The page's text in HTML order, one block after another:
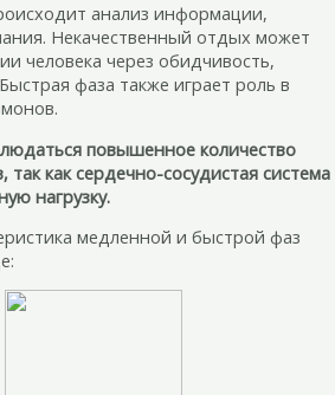
анализ информации,
Некачественный отдых может
человека через обидчивость,
фаза также играет роль в
повышенное количество
так как сердечно-сосудистая система
нагрузку.
медленной и быстрой фаз